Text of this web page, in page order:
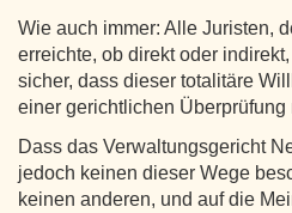
Wie auch immer: Alle Juristen,
erreichte, ob direkt oder
sicher, dass dieser totalitäre
einer gerichtlichen
Dass das Verwaltungsgericht
jedoch keinen dieser Wege
keinen anderen, und auf die